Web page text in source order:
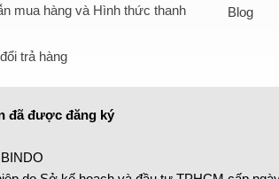
mua hàng và Hình thức thanh
trả hàng
Blog
đã được đăng ký